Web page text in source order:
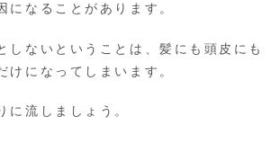
になることがあります。
しないということは、髪にも頭皮にも
けになってしまいます。
に流しましょう。